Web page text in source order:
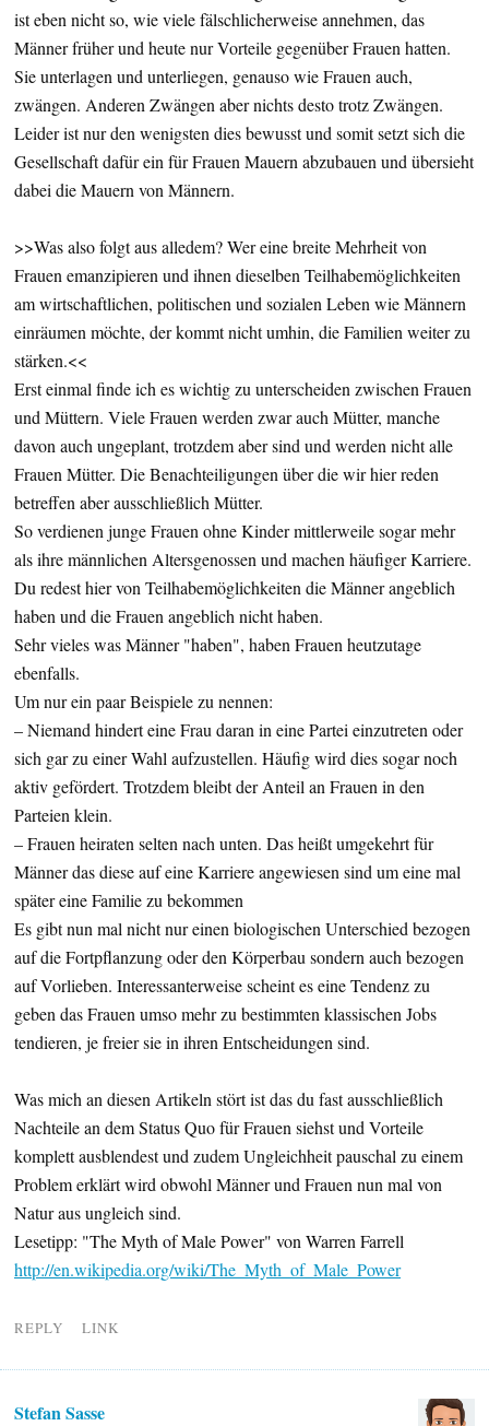
ist eben nicht so, wie viele fälschlicherweise annehmen, das
Männer früher und heute nur Vorteile gegenüber Frauen hatten.
Sie unterlagen und unterliegen, genauso wie Frauen auch,
zwängen. Anderen Zwängen aber nichts desto trotz Zwängen.
Leider ist nur den wenigsten dies bewusst und somit setzt sich die
Gesellschaft dafür ein für Frauen Mauern abzubauen und übersieht
dabei die Mauern von Männern.
>>Was also folgt aus alledem? Wer eine breite Mehrheit von
Frauen emanzipieren und ihnen dieselben Teilhabemöglichkeiten
am wirtschaftlichen, politischen und sozialen Leben wie Männern
einräumen möchte, der kommt nicht umhin, die Familien weiter zu
stärken.<<
Erst einmal finde ich es wichtig zu unterscheiden zwischen Frauen
und Müttern. Viele Frauen werden zwar auch Mütter, manche
davon auch ungeplant, trotzdem aber sind und werden nicht alle
Frauen Mütter. Die Benachteiligungen über die wir hier reden
betreffen aber ausschließlich Mütter.
So verdienen junge Frauen ohne Kinder mittlerweile sogar mehr
als ihre männlichen Altersgenossen und machen häufiger Karriere.
Du redest hier von Teilhabemöglichkeiten die Männer angeblich
haben und die Frauen angeblich nicht haben.
Sehr vieles was Männer "haben", haben Frauen heutzutage
ebenfalls.
Um nur ein paar Beispiele zu nennen:
– Niemand hindert eine Frau daran in eine Partei einzutreten oder
sich gar zu einer Wahl aufzustellen. Häufig wird dies sogar noch
aktiv gefördert. Trotzdem bleibt der Anteil an Frauen in den
Parteien klein.
– Frauen heiraten selten nach unten. Das heißt umgekehrt für
Männer das diese auf eine Karriere angewiesen sind um eine mal
später eine Familie zu bekommen
Es gibt nun mal nicht nur einen biologischen Unterschied bezogen
auf die Fortpflanzung oder den Körperbau sondern auch bezogen
auf Vorlieben. Interessanterweise scheint es eine Tendenz zu
geben das Frauen umso mehr zu bestimmten klassischen Jobs
tendieren, je freier sie in ihren Entscheidungen sind.
Was mich an diesen Artikeln stört ist das du fast ausschließlich
Nachteile an dem Status Quo für Frauen siehst und Vorteile
komplett ausblendest und zudem Ungleichheit pauschal zu einem
Problem erklärt wird obwohl Männer und Frauen nun mal von
Natur aus ungleich sind.
Lesetipp: "The Myth of Male Power" von Warren Farrell
http://en.wikipedia.org/wiki/The_Myth_of_Male_Power
REPLY LINK
Stefan Sasse